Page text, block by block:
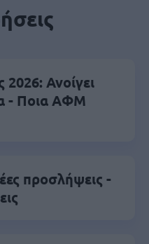
Ανοίγει
- Ποια ΑΦΜ
προσλήψεις -